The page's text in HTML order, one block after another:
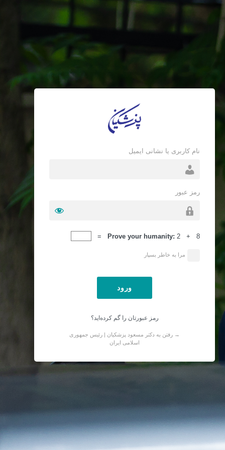
ورود
نام کاربری یا نشانی ایمیل
رمز عبور
Prove your humanity: 2 + 8 =
مرا به خاطر بسپار
رمز عبورتان را گم کرده‌اید؟
→ رفتن به دکتر مسعود پزشکیان | رئیس جمهوری
اسلامی ایران